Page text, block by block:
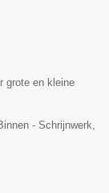
grote en kleine
- Schrijnwerk,